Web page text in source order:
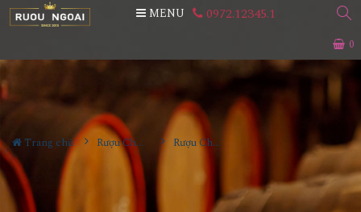
0
MENU 0972.12345.1
Trang chủ Rượu Chivas Rượu Chivas LXX Full Box